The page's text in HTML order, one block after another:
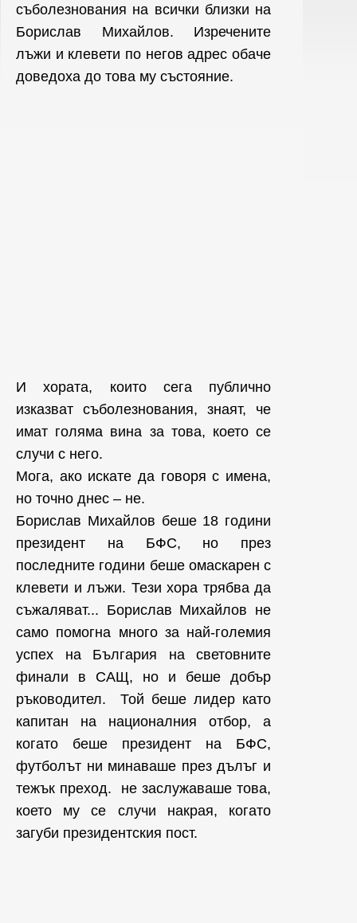
съболезнования на всички близки на
Борислав Михайлов. Изречените
лъжи и клевети по негов адрес обаче
доведоха до това му състояние.
И хората, които сега публично
изказват съболезнования, знаят, че
имат голяма вина за това, което се
случи с него.
Мога, ако искате да говоря с имена,
но точно днес – не.
Борислав Михайлов беше 18 години
президент на БФС, но през
последните години беше омаскарен с
клевети и лъжи. Тези хора трябва да
съжаляват... Борислав Михайлов не
само помогна много за най-големия
успех на България на световните
финали в САЩ, но и беше добър
ръководител. Той беше лидер като
капитан на националния отбор, а
когато беше президент на БФС,
футболът ни минаваше през дълъг и
тежък преход. не заслужаваше това,
което му се случи накрая, когато
загуби президентския пост.